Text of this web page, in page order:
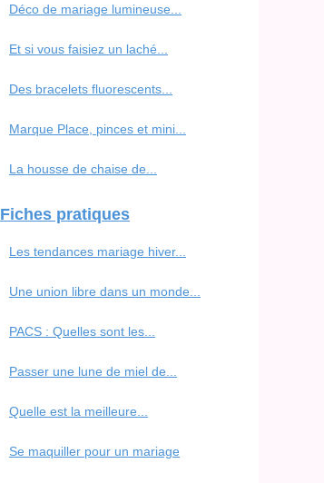
Déco de mariage lumineuse...
Et si vous faisiez un laché...
Des bracelets fluorescents...
Marque Place, pinces et mini...
La housse de chaise de...
Fiches pratiques
Les tendances mariage hiver...
Une union libre dans un monde...
PACS : Quelles sont les...
Passer une lune de miel de...
Quelle est la meilleure...
Se maquiller pour un mariage